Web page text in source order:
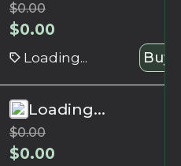
$0.00
$0.00
Loading... Buy
Loading...
$0.00
$0.00